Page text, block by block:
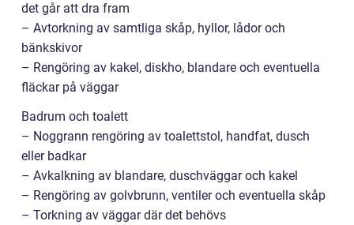
det går att dra fram
– Avtorkning av samtliga skåp, hyllor, lådor och
bänkskivor
– Rengöring av kakel, diskho, blandare och eventuella
fläckar på väggar
Badrum och toalett
– Noggrann rengöring av toalettstol, handfat, dusch
eller badkar
– Avkalkning av blandare, duschväggar och kakel
– Rengöring av golvbrunn, ventiler och eventuella skåp
– Torkning av väggar där det behövs